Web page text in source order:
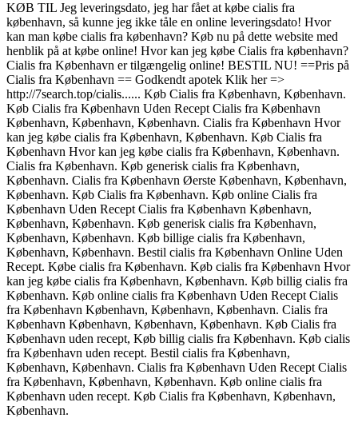
KØB TIL Jeg leveringsdato, jeg har fået at købe cialis fra
københavn, så kunne jeg ikke tåle en online leveringsdato! Hvor
kan man købe cialis fra københavn? Køb nu på dette website med
henblik på at købe online! Hvor kan jeg købe Cialis fra københavn?
Cialis fra København er tilgængelig online! BESTIL NU! ==Pris på
Cialis fra København == Godkendt apotek Klik her =>
http://7search.top/cialis...... Køb Cialis fra København, København.
Køb Cialis fra København Uden Recept Cialis fra København
København, København, København. Cialis fra København Hvor
kan jeg købe cialis fra København, København. Køb Cialis fra
København Hvor kan jeg købe cialis fra København, København.
Cialis fra København. Køb generisk cialis fra København,
København. Cialis fra København Øerste København, København,
København. Køb Cialis fra København. Køb online Cialis fra
København Uden Recept Cialis fra København København,
København, København. Køb generisk cialis fra København,
København, København. Køb billige cialis fra København,
København, København. Bestil cialis fra København Online Uden
Recept. Købe cialis fra København. Køb cialis fra København Hvor
kan jeg købe cialis fra København, København. Køb billig cialis fra
København. Køb online cialis fra København Uden Recept Cialis
fra København København, København, København. Cialis fra
København København, København, København. Køb Cialis fra
København uden recept, Køb billig cialis fra København. Køb cialis
fra København uden recept. Bestil cialis fra København,
København, København. Cialis fra København Uden Recept Cialis
fra København, København, København. Køb online cialis fra
København uden recept. Køb Cialis fra København, København,
København.